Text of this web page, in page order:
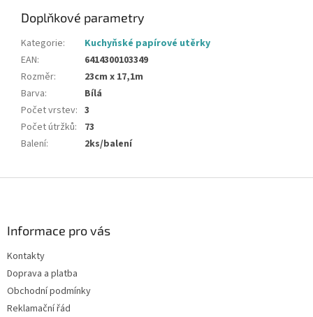
Doplňkové parametry
Kategorie:
Kuchyňské papírové utěrky
EAN:
6414300103349
Rozměr:
23cm x 17,1m
Barva:
Bílá
Počet vrstev: 3
Počet útržků:
73
Balení: 2ks/balení
Informace pro vás
Kontakty
Doprava a platba
Obchodní podmínky
Reklamační řád